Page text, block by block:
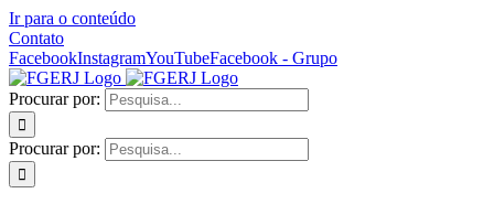
Ir para o conteúdo
Contato
FacebookInstagramYouTubeFacebook - Grupo
Procurar por:
Procurar por: